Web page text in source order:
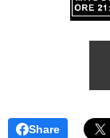
Share